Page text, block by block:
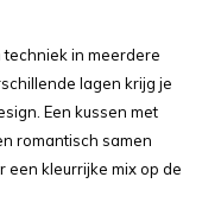
in meerdere
lagen krijg je
Een kussen met
romantisch samen
een kleurrijke mix op de